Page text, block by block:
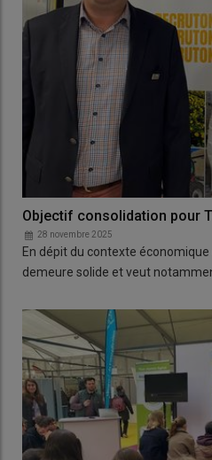
Objectif consolidation pour
28 novembre 2025
En dépit du contexte
demeure solide et veut